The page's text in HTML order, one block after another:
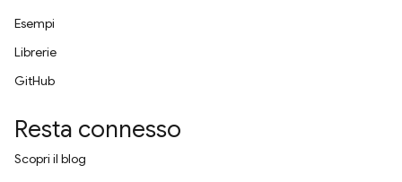
Esempi
Librerie
GitHub
Resta connesso
Scopri il blog